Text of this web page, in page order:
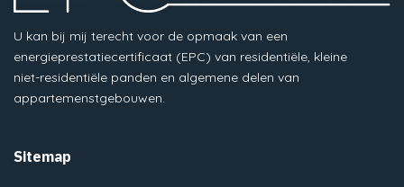
U kan bij mij terecht voor de opmaak van een
energieprestatiecertificaat (EPC) van residentiële, kleine
niet-residentiële panden en algemene delen van
appartemenstgebouwen.
Sitemap